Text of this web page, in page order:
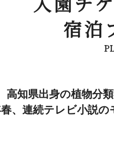
宿泊
高知県出身の植物分
、連続テレビ小説の